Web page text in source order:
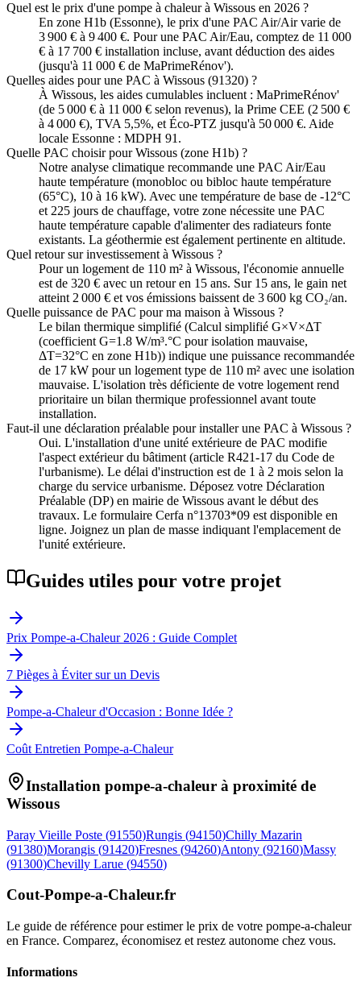
Quel est le prix d'une pompe à chaleur à Wissous en 2026 ?
En zone H1b (Essonne), le prix d'une PAC Air/Air varie de
3 900 € à 9 400 €. Pour une PAC Air/Eau, comptez de 11 000
€ à 17 700 € installation incluse, avant déduction des aides
(jusqu'à 11 000 € de MaPrimeRénov').
Quelles aides pour une PAC à Wissous (91320) ?
À Wissous, les aides cumulables incluent : MaPrimeRénov'
(de 5 000 € à 11 000 € selon revenus), la Prime CEE (2 500 €
à 4 000 €), TVA 5,5%, et Éco-PTZ jusqu'à 50 000 €. Aide
locale Essonne : MDPH 91.
Quelle PAC choisir pour Wissous (zone H1b) ?
Notre analyse climatique recommande une PAC Air/Eau
haute température (monobloc ou bibloc haute température
(65°C), 10 à 16 kW). Avec une température de base de -12°C
et 225 jours de chauffage, votre zone nécessite une PAC
haute température capable d'alimenter des radiateurs fonte
existants. La géothermie est également pertinente en altitude.
Quel retour sur investissement à Wissous ?
Pour un logement de 110 m² à Wissous, l'économie annuelle
est de 320 € avec un retour en 15 ans. Sur 15 ans, le gain net
atteint 2 000 € et vos émissions baissent de 3 600 kg CO₂/an.
Quelle puissance de PAC pour ma maison à Wissous ?
Le bilan thermique simplifié (Calcul simplifié G×V×ΔT
(coefficient G=1.8 W/m³.°C pour isolation mauvaise,
ΔT=32°C en zone H1b)) indique une puissance recommandée
de 17 kW pour un logement type de 110 m² avec une isolation
mauvaise. L'isolation très déficiente de votre logement rend
prioritaire un bilan thermique professionnel avant toute
installation.
Faut-il une déclaration préalable pour installer une PAC à Wissous ?
Oui. L'installation d'une unité extérieure de PAC modifie
l'aspect extérieur du bâtiment (article R421-17 du Code de
l'urbanisme). Le délai d'instruction est de 1 à 2 mois selon la
charge du service urbanisme. Déposez votre Déclaration
Préalable (DP) en mairie de Wissous avant le début des
travaux. Le formulaire Cerfa n°13703*09 est disponible en
ligne. Joignez un plan de masse indiquant l'emplacement de
l'unité extérieure.
Guides utiles pour votre projet
Prix Pompe-a-Chaleur 2026 : Guide Complet
7 Pièges à Éviter sur un Devis
Pompe-a-Chaleur d'Occasion : Bonne Idée ?
Coût Entretien Pompe-a-Chaleur
Installation pompe-a-chaleur à proximité de
Wissous
Paray Vieille Poste (91550)Rungis (94150)Chilly Mazarin
(91380)Morangis (91420)Fresnes (94260)Antony (92160)Massy
(91300)Chevilly Larue (94550)
Cout-Pompe-a-Chaleur.fr
Le guide de référence pour estimer le prix de votre pompe-a-chaleur
en France. Comparez, économisez et restez autonome chez vous.
Informations